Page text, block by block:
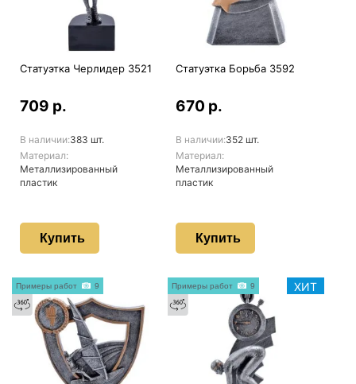
Статуэтка Черлидер 3521
709 р.
В наличии:383 шт.
Материал:
Металлизированный
пластик
Купить
Статуэтка Борьба 3592
670 р.
В наличии:352 шт.
Материал:
Металлизированный
пластик
Купить
Примеры работ 9 ХИТ
Примеры работ 9